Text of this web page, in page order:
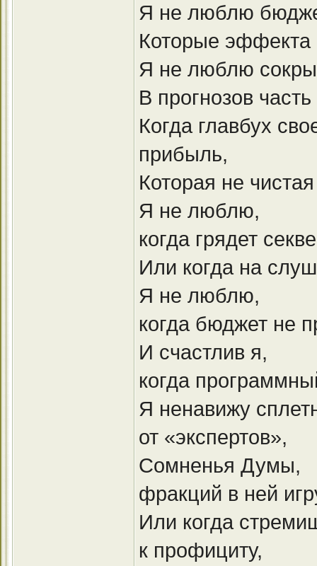
Я не люблю
Которые эффекта
Я не люблю
В прогнозов
Когда главбух
прибыль,
Которая не
Я не люблю,
когда грядет
Или когда на
Я не люблю,
когда бюджет не
И счастлив я,
когда
Я ненавижу
от «экспертов»,
Сомненья Думы,
фракций в ней
Или когда
к профициту,